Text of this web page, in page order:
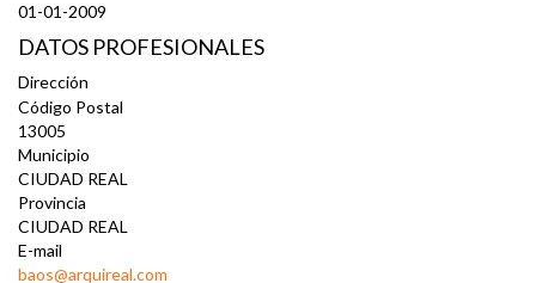
01-01-2009
DATOS PROFESIONALES
Dirección
Código Postal
13005
Municipio
CIUDAD REAL
Provincia
CIUDAD REAL
E-mail
baos@arquireal.com